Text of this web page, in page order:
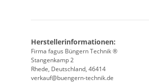
Herstellerinformationen:
Firma fagus Büngern Technik ®
Stangenkamp 2
Rhede, Deutschland, 46414
verkauf@buengern-technik.de